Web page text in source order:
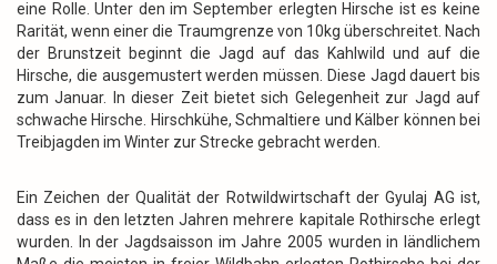
eine Rolle. Unter den im September erlegten Hirsche ist es keine
Rarität, wenn einer die Traumgrenze von 10kg überschreitet. Nach
der Brunstzeit beginnt die Jagd auf das Kahlwild und auf die
Hirsche, die ausgemustert werden müssen. Diese Jagd dauert bis
zum Januar. In dieser Zeit bietet sich Gelegenheit zur Jagd auf
schwache Hirsche. Hirschkühe, Schmaltiere und Kälber können bei
Treibjagden im Winter zur Strecke gebracht werden.
Ein Zeichen der Qualität der Rotwildwirtschaft der Gyulaj AG ist,
dass es in den letzten Jahren mehrere kapitale Rothirsche erlegt
wurden. In der Jagdsaisson im Jahre 2005 wurden in ländlichem